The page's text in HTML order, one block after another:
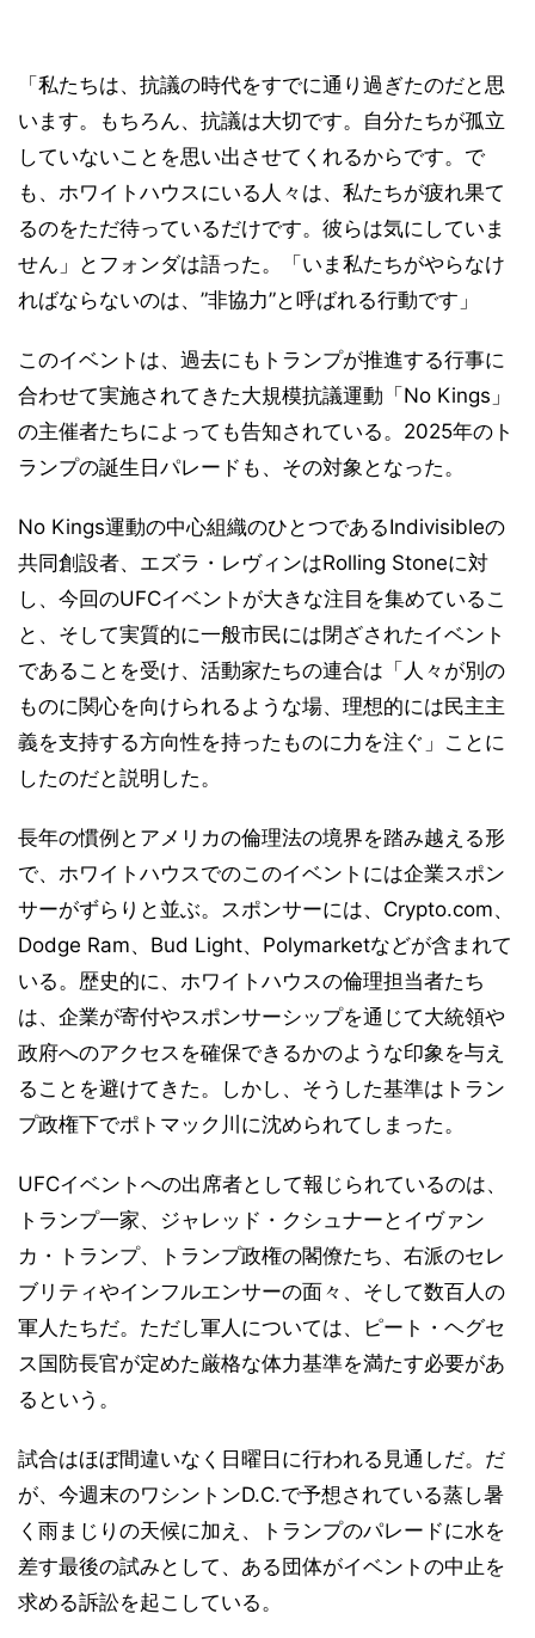
「私たちは、抗議の時代をすでに通り過ぎたのだと思
います。もちろん、抗議は大切です。自分たちが孤立
していないことを思い出させてくれるからです。で
も、ホワイトハウスにいる人々は、私たちが疲れ果て
るのをただ待っているだけです。彼らは気にしていま
せん」とフォンダは語った。「いま私たちがやらなけ
ればならないのは、”非協力”と呼ばれる行動です」
このイベントは、過去にもトランプが推進する行事に
合わせて実施されてきた大規模抗議運動「No Kings」
の主催者たちによっても告知されている。2025年のト
ランプの誕生日パレードも、その対象となった。
No Kings運動の中心組織のひとつであるIndivisibleの
共同創設者、エズラ・レヴィンはRolling Stoneに対
し、今回のUFCイベントが大きな注目を集めているこ
と、そして実質的に一般市民には閉ざされたイベント
であることを受け、活動家たちの連合は「人々が別の
ものに関心を向けられるような場、理想的には民主主
義を支持する方向性を持ったものに力を注ぐ」ことに
したのだと説明した。
長年の慣例とアメリカの倫理法の境界を踏み越える形
で、ホワイトハウスでのこのイベントには企業スポン
サーがずらりと並ぶ。スポンサーには、Crypto.com、
Dodge Ram、Bud Light、Polymarketなどが含まれて
いる。歴史的に、ホワイトハウスの倫理担当者たち
は、企業が寄付やスポンサーシップを通じて大統領や
政府へのアクセスを確保できるかのような印象を与え
ることを避けてきた。しかし、そうした基準はトラン
プ政権下でポトマック川に沈められてしまった。
UFCイベントへの出席者として報じられているのは、
トランプ一家、ジャレッド・クシュナーとイヴァン
カ・トランプ、トランプ政権の閣僚たち、右派のセレ
ブリティやインフルエンサーの面々、そして数百人の
軍人たちだ。ただし軍人については、ピート・ヘグセ
ス国防長官が定めた厳格な体力基準を満たす必要があ
るという。
試合はほぼ間違いなく日曜日に行われる見通しだ。だ
が、今週末のワシントンD.C.で予想されている蒸し暑
く雨まじりの天候に加え、トランプのパレードに水を
差す最後の試みとして、ある団体がイベントの中止を
求める訴訟を起こしている。